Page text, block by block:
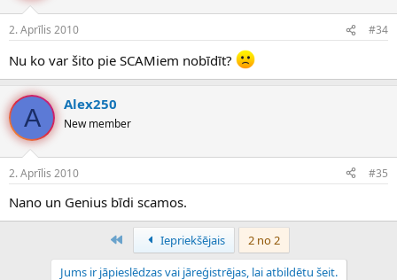
2. Aprīlis 2010 #34
Nu ko var šito pie SCAMiem nobīdīt?
A Alex250
New member
2. Aprīlis 2010 #35
Nano un Genius bīdi scamos.
PirmaisIepriekšējais
2 no 2
Jums ir jāpieslēdzas vai jāreģistrējas, lai atbildētu šeit.